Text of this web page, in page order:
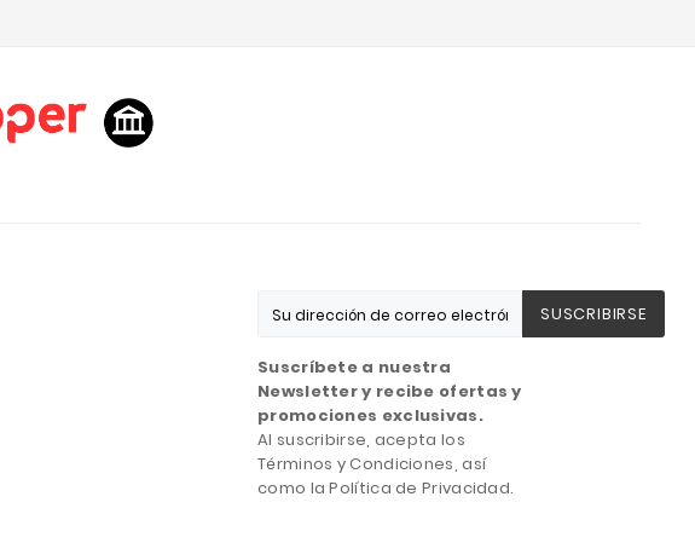
SUSCRIBIRSE
Suscríbete a nuestra
Newsletter y recibe ofertas y
promociones exclusivas.
Al suscribirse, acepta los
Términos y Condiciones, así
como la Política de Privacidad.